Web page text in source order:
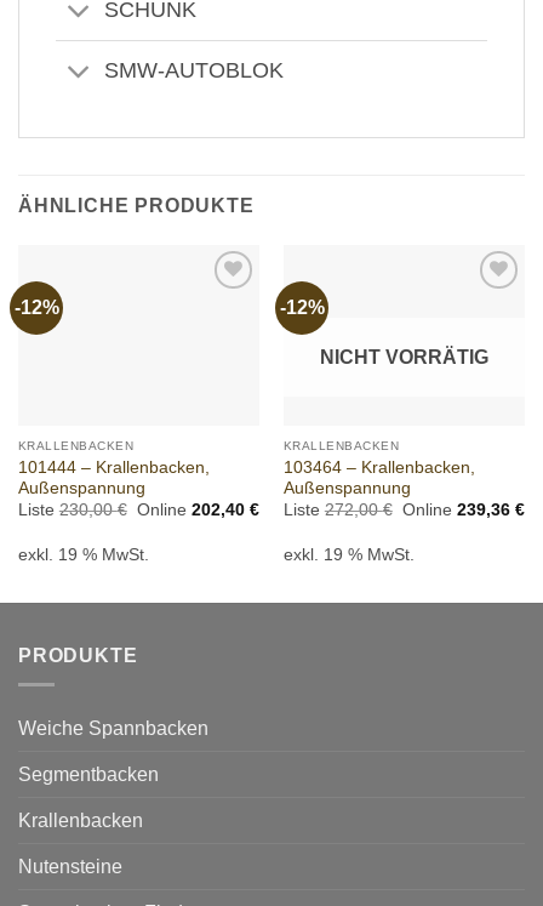
SCHUNK
SMW-AUTOBLOK
ÄHNLICHE PRODUKTE
-12%
KRALLENBACKEN
101444 – Krallenbacken,
Außenspannung
Liste 230,00€ Ursprünglicher
230,00 €
Online 202,40 €Aktueller
202,40 €.
exkl. 19 % MwSt.
-12%
NICHT VORRÄTIG
KRALLENBACKEN
103464 – Krallenbacken,
Außenspannung
Liste 272,00€ Ursprünglicher
272,00 €
Online 239,36 €
exkl. 19 % MwSt.
PRODUKTE
Weiche Spannbacken
Segmentbacken
Krallenbacken
Nutensteine